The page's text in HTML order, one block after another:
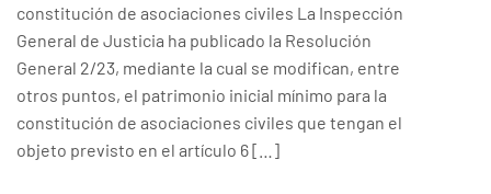
constitución de asociaciones civiles La Inspección
General de Justicia ha publicado la Resolución
General 2/23, mediante la cual se modifican, entre
otros puntos, el patrimonio inicial mínimo para la
constitución de asociaciones civiles que tengan el
objeto previsto en el artículo 6 […]